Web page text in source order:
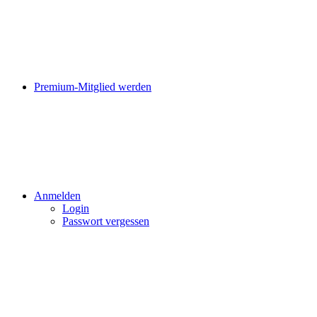
Premium-Mitglied werden
Anmelden
Login
Passwort vergessen